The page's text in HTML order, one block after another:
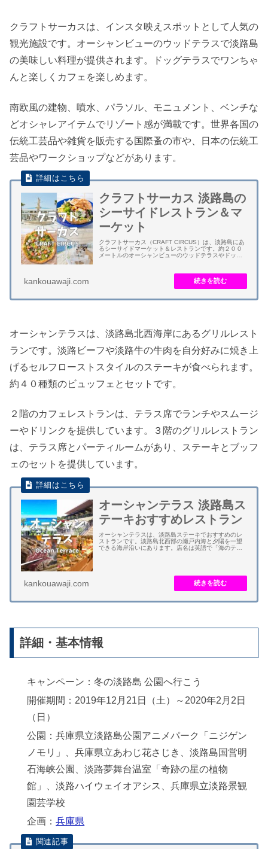
クラフトサーカスは、インスタ映えスポットとして人気の
観光施設です。オーシャンビューのウッドテラスで淡路島
の美味しい料理が提供されます。ドッグテラスでワンちゃ
んと楽しくカフェを楽しめます。
南欧風の建物、噴水、パラソル、モニュメント、ベンチな
どオシャレアイテムでリゾート感が満載です。世界各国の
伝統工芸品や雑貨を販売する国際蚤の市や、日本の伝統工
芸品やワークショップなどがあります。
クラフトサーカス 淡路島の
シーサイドレストラン＆マ
ーケット
クラフトサーカス（CRAFT CIRCUS）は、淡路島にあ
るシーサイドマーケット＆レストランです。約２００
メートルのオーシャンビューのウッドテラスやドッグ
kankouawaji.com
オーシャンテラスは、淡路島北西海岸にあるグリルレスト
ランです。淡路ビーフや淡路牛の牛肉を自分好みに焼き上
げるセルフローストスタイルのステーキが食べられます。
約４０種類のビュッフェとセットです。
２階のカフェレストランは、テラス席でランチやスムージ
ーやドリンクを提供しています。３階のグリルレストラン
は、テラス席とパーティルームがあり、ステーキとブッフ
ェのセットを提供しています。
オーシャンテラス 淡路島ス
テーキおすすめレストラン
オーシャンテラスは、淡路島ステーキでおすすめのレ
ストランです。淡路島北西部の瀬戸内海と夕陽を一望
できる海岸沿いにあります。店名は英語で「海のテラ
kankouawaji.com
詳細・基本情報
キャンペーン：冬の淡路島 公園へ行こう
開催期間：2019年12月21日（土）～2020年2月2日
（日）
公園：兵庫県立淡路島公園アニメパーク「ニジゲン
ノモリ」、兵庫県立あわじ花さじき、淡路島国営明
石海峡公園、淡路夢舞台温室「奇跡の星の植物
館」、淡路ハイウェイオアシス、兵庫県立淡路景観
園芸学校
企画：兵庫県